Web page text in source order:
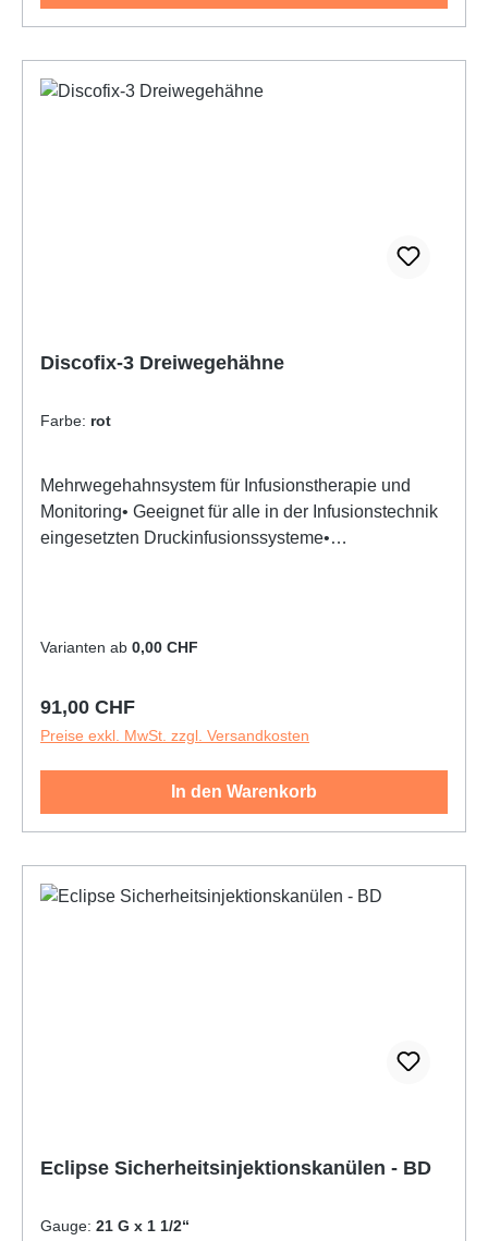
Discofix-3 Dreiwegehähne
Farbe: rot
Mehrwegehahnsystem für Infusionstherapie und
Monitoring• Geeignet für alle in der Infusionstechnik
eingesetzten Druckinfusionssysteme•
Latex
Varianten ab 0,00 CHF
Regulärer Preis:
91,00 CHF
Preise exkl. MwSt. zzgl. Versandkosten
In den Warenkorb
Eclipse Sicherheitsinjektionskanülen - BD
Gauge: 21 G x 1 1/2“